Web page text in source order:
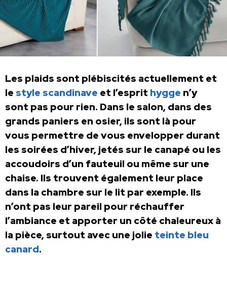
Les plaids sont plébiscités actuellement et
le style scandinave et l’esprit hygge n’y
sont pas pour rien. Dans le salon, dans des
grands paniers en osier, ils sont là pour
vous permettre de vous envelopper durant
les soirées d’hiver, jetés sur le canapé ou les
accoudoirs d’un fauteuil ou même sur une
chaise. Ils trouvent également leur place
dans la chambre sur le lit par exemple. Ils
n’ont pas leur pareil pour réchauffer
l’ambiance et apporter un côté chaleureux à
la pièce, surtout avec une jolie teinte bleu
canard.